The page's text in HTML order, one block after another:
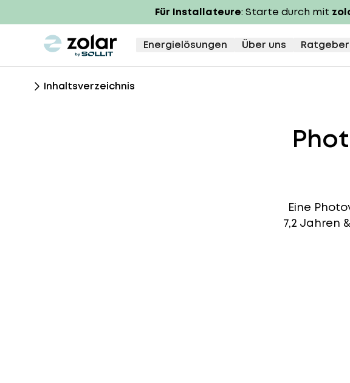
Für Installateure: Starte durch mit
zolar logo Energielösungen Über uns Ratgeber
Inhaltsverzeichnis
Eine
7,2 Jahren